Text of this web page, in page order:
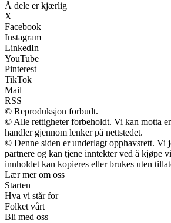
Å dele er kjærlig
X
Facebook
Instagram
LinkedIn
YouTube
Pinterest
TikTok
Mail
RSS
© Reproduksjon forbudt.
© Alle rettigheter forbeholdt. Vi kan motta
handler gjennom lenker på nettstedet.
© Denne siden er underlagt opphavsrett. Vi
partnere og kan tjene inntekter ved å kjøpe
innholdet kan kopieres eller brukes uten
Lær mer om oss
Starten
Hva vi står for
Folket vårt
Bli med oss